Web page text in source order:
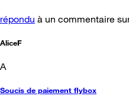
répondu à un commentaire
AliceF
A
Soucis de paiement flybox